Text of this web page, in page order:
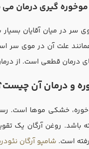
گیری درمان
سر در میان آقایان
علت آن در موی سر
درمان قطعی است. از
و درمان آن
خشکی موها
روغن آرگان یک
است. شامپو آرگان